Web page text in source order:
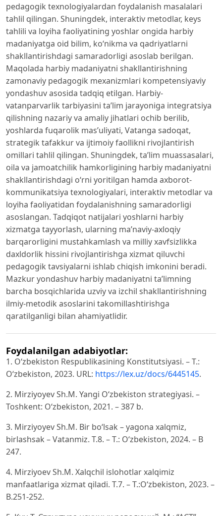
pedagogik texnologiyalardan foydalanish masalalari
tahlil qilingan. Shuningdek, interaktiv metodlar, keys
tahlili va loyiha faoliyatining yoshlar ongida harbiy
madaniyatga oid bilim, ko‘nikma va qadriyatlarni
shakllantirishdagi samaradorligi asoslab berilgan.
Maqolada harbiy madaniyatni shakllantirishning
zamonaviy pedagogik mexanizmlari kompetensiyaviy
yondashuv asosida tadqiq etilgan. Harbiy-
vatanparvarlik tarbiyasini ta’lim jarayoniga integratsiya
qilishning nazariy va amaliy jihatlari ochib berilib,
yoshlarda fuqarolik mas’uliyati, Vatanga sadoqat,
strategik tafakkur va ijtimoiy faollikni rivojlantirish
omillari tahlil qilingan. Shuningdek, ta’lim muassasalari,
oila va jamoatchilik hamkorligining harbiy madaniyatni
shakllantirishdagi o‘rni yoritilgan hamda axborot-
kommunikatsiya texnologiyalari, interaktiv metodlar va
loyiha faoliyatidan foydalanishning samaradorligi
asoslangan. Tadqiqot natijalari yoshlarni harbiy
xizmatga tayyorlash, ularning ma’naviy-axloqiy
barqarorligini mustahkamlash va milliy xavfsizlikka
daxldorlik hissini rivojlantirishga xizmat qiluvchi
pedagogik tavsiyalarni ishlab chiqish imkonini beradi.
Mazkur yondashuv harbiy madaniyatni ta’limning
barcha bosqichlarida uzviy va izchil shakllantirishning
ilmiy-metodik asoslarini takomillashtirishga
qaratilganligi bilan ahamiyatlidir.
Foydalanilgan adabiyotlar:
1. O‘zbekiston Respublikasining Konstitutsiyasi. – Т.:
O‘zbekiston, 2023. URL: https://lex.uz/docs/6445145.
2. Mirziyoyev Sh.M. Yangi O‘zbekiston strategiyasi. –
Toshkent: O‘zbekiston, 2021. – 387 b.
3. Mirziyoyev Sh.M. Bir bo‘lsak – yagona xalqmiz,
birlashsak – Vatanmiz. Т.8. – T.: O‘zbekiston, 2024. – B
247.
4. Mirziyoev Sh.M. Xalqchil islohotlar xalqimiz
manfaatlariga xizmat qiladi. T.7. – T.:O‘zbekiston, 2023. –
B.251-252.